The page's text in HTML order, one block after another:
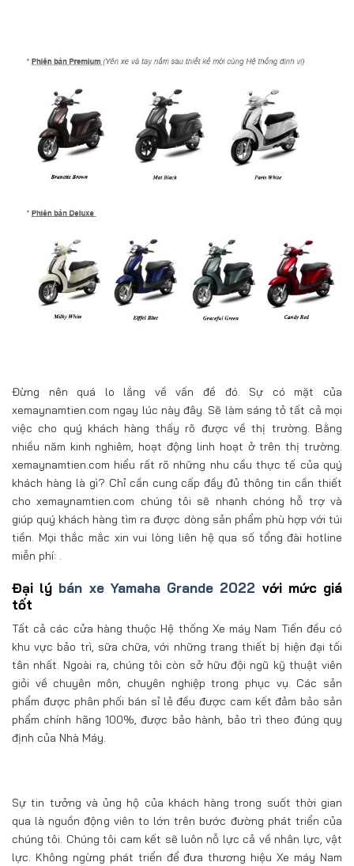
Đừng nên quá lo lắng về vấn đề đó. Sự có mặt của
xemaynamtien.com ngay lúc này đây. Sẽ làm sáng tỏ tất cả mọi
việc cho quý khách hàng thấy rõ được về thị trường. Bằng
nhiều năm kinh nghiêm, hoạt động linh hoạt ở trên thị trường.
xemaynamtien.com hiểu rất rõ những nhu cầu thực tế của quý
khách hàng là gì? Chỉ cần cung cấp đầy đủ thông tin cần thiết
cho xemaynamtien.com chúng tôi sẽ nhanh chóng hỗ trợ và
giúp quý khách hàng tìm ra được dòng sản phẩm phù hợp với túi
tiền. Mọi thắc mắc xin vui lòng liên hệ qua số tổng đài hotline
miễn phí: .
Đại lý bán xe Yamaha Grande 2022 với mức giá
tốt
Tất cả các cửa hàng thuộc Hệ thống Xe máy Nam Tiến đều có
khu vực bảo trì, sữa chữa, với những trang thiết bị hiện đại tối
tân nhất. Ngoài ra, chúng tôi còn sở hữu đội ngũ kỹ thuật viên
giỏi về chuyên môn, chuyên nghiệp trong phục vụ. Các sản
phẩm được phân phối bán sỉ lẻ đều được cam kết đảm bảo sản
phẩm chính hãng 100%, được bảo hành, bảo trì theo đúng quy
định của Nhà Máy.
Sự tin tưởng và ủng hộ của khách hàng trong suốt thời gian
qua là nguồn động viên to lớn trên bước đường phát triển của
chúng tôi. Chúng tôi cam kết sẽ luôn nỗ lực cả về nhân lực, vật
lực. Không ngừng phát triển để đưa thương hiệu Xe máy Nam